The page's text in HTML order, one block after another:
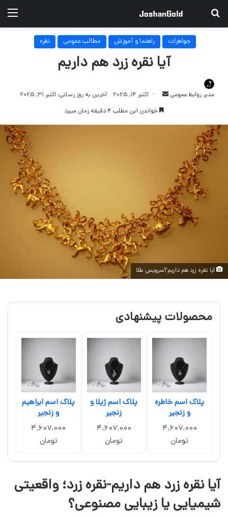
جستجو برای
جواهرات راهنما و آموزش مطالب عمومی نقره
آیا نقره زرد هم داریم
مدیر روابط عمومی
ارسال
ایمیل
اکتبر 14, 2025
آخرین به روز رسانی: اکتبر 31, 2025
خواندن این مطلب 4 دقیقه زمان میبرد
آیا نقره زرد هم داریم؟سرویس طلا
محصولات پیشنهادی
پلاک اسم خاطره
و زنجیر
4,607,000
تومان
پلاک اسم ژیلا و
زنجیر
4,607,000
تومان
پلاک اسم ابراهیم
و زنجیر
4,607,000
تومان
آیا نقره زرد هم داریم-نقره زرد؛ واقعیتی
شیمیایی یا زیبایی مصنوعی؟